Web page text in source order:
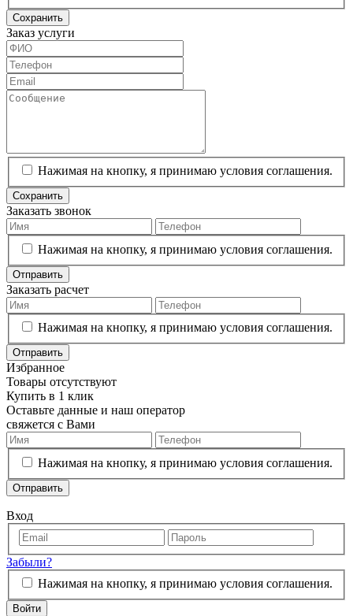
Сохранить
Заказ услуги
Нажимая на кнопку, я принимаю условия соглашения.
Сохранить
Заказать звонок
Нажимая на кнопку, я принимаю условия соглашения.
Отправить
Заказать расчет
Нажимая на кнопку, я принимаю условия соглашения.
Отправить
Избранное
Товары отсутствуют
Купить в 1 клик
Оставьте данные и наш оператор
свяжется с Вами
Нажимая на кнопку, я принимаю условия соглашения.
Отправить
Вход
Забыли?
Нажимая на кнопку, я принимаю условия соглашения.
Войти